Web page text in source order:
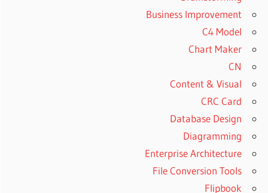
Business Improvement
C4 Model
Chart Maker
CN
Content & Visual
CRC Card
Database Design
Diagramming
Enterprise Architecture
File Conversion Tools
Flipbook